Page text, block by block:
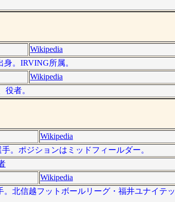
Wikipedia
。IRVING所属。
Wikipedia
役者。
Wikipedia
。ポジションはミッドフィールダー。
Wikipedia
北信越フットボールリーグ・福井ユナイテッ